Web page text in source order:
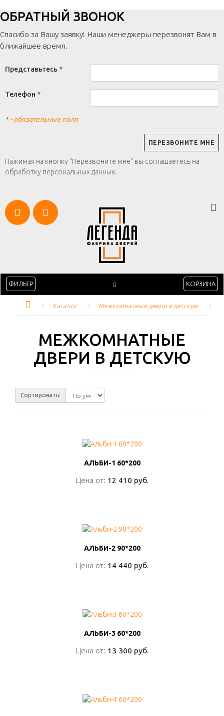
ОБРАТНЫЙ ЗВОНОК
Спасибо за Вашу заявку! Наши менеджеры перезвонят Вам в
ближайшее время.
Представьтесь *
Телефон *
*- обязательные поля
Нажимая на кнопку "Перезвоните мне" вы соглашаетесь на
обработку персональных данных.
ФИЛЬТР КОРЗИНА
Каталог Межкомнатные двери в детскую
МЕЖКОМНАТНЫЕ
ДВЕРИ В ДЕТСКУЮ
Сортировать:
АЛЬБИ-1 60*200
Цена от: 12 410 руб.
АЛЬБИ-1 60*200
Цена от: 12 410 руб.
АЛЬБИ-2 90*200
Цена от: 14 440 руб.
АЛЬБИ-2 90*200
Цена от: 14 440 руб.
АЛЬБИ-3 60*200
Цена от: 13 300 руб.
АЛЬБИ-3 60*200
Цена от: 13 300 руб.